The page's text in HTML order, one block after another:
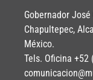
Gobernador
Chapultepec,
México.
Tels. Oficina +52